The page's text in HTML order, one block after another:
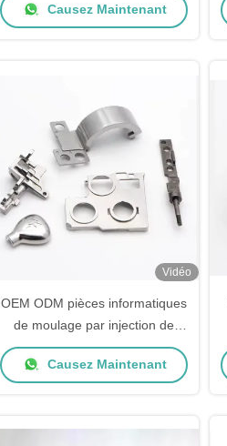
Causez Maintenant
Vidéo
OEM ODM pièces informatiques
de moulage par injection de
métaux MIM pièces de
métallurgie des poudres
Causez Maintenant